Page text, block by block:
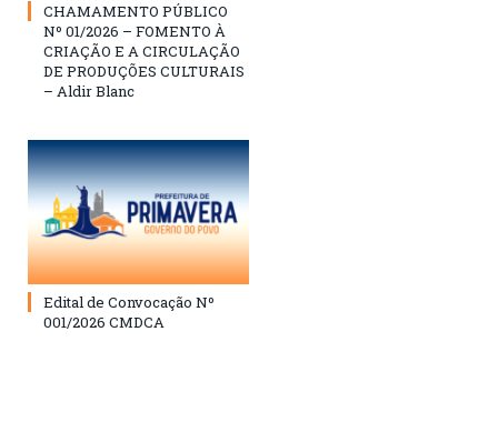
CHAMAMENTO PÚBLICO
Nº 01/2026 – FOMENTO À
CRIAÇÃO E A CIRCULAÇÃO
DE PRODUÇÕES CULTURAIS
– Aldir Blanc
Edital de Convocação Nº
001/2026 CMDCA